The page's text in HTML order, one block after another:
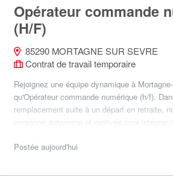
Opérateur commande
(H/F)
85290 MORTAGNE SUR SEVRE
Contrat de travail temporaire
Rejoignez une équipe dynamique à
qu'Opérateur commande numérique (h/f).
remplacement suite à un départ en retraite,
personne autonome et motivée pour intégrer
Postée aujourd'hui